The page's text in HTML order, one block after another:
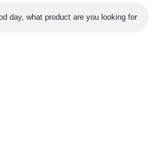
Good day, what product are you looking